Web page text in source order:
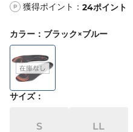
P 獲得ポイント： 24ポイント
カラー ： ブラック×ブルー
サイズ：
S LL